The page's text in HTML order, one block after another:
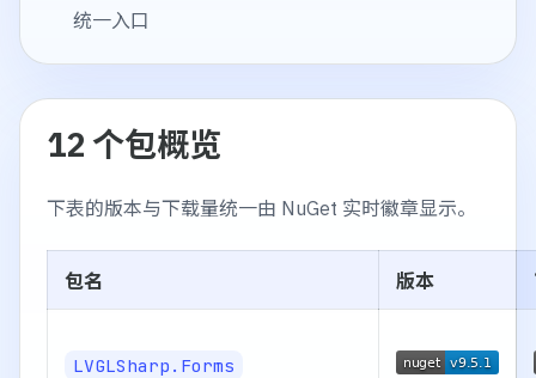
统一入口
12 个包概览
下表的版本与下载量统一由 NuGet 实时徽章显示。
包名 版本
LVGLSharp.Forms